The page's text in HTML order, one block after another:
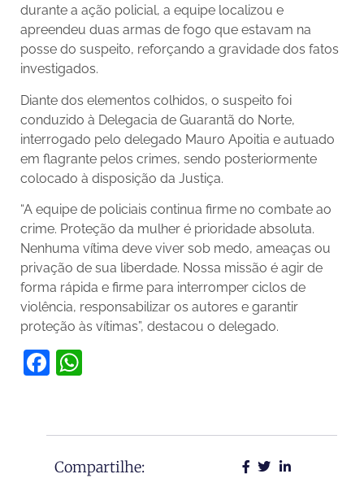
durante a ação policial, a equipe localizou e
apreendeu duas armas de fogo que estavam na
posse do suspeito, reforçando a gravidade dos fatos
investigados.
Diante dos elementos colhidos, o suspeito foi
conduzido à Delegacia de Guarantã do Norte,
interrogado pelo delegado Mauro Apoitia e autuado
em flagrante pelos crimes, sendo posteriormente
colocado à disposição da Justiça.
“A equipe de policiais continua firme no combate ao
crime. Proteção da mulher é prioridade absoluta.
Nenhuma vítima deve viver sob medo, ameaças ou
privação de sua liberdade. Nossa missão é agir de
forma rápida e firme para interromper ciclos de
violência, responsabilizar os autores e garantir
proteção às vítimas”, destacou o delegado.
Facebook
Compartilhe: